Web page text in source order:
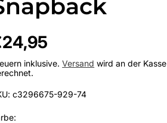
inklusive.Versand wird an der Kasse
c3296675-929-74